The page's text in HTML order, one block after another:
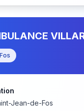
Jean-de-Fos